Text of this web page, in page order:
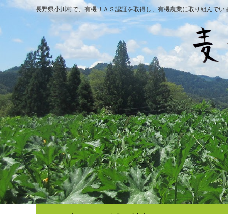
長野県小川村で、有機ＪＡＳ認証を取得し、有機農業に取り組んでい